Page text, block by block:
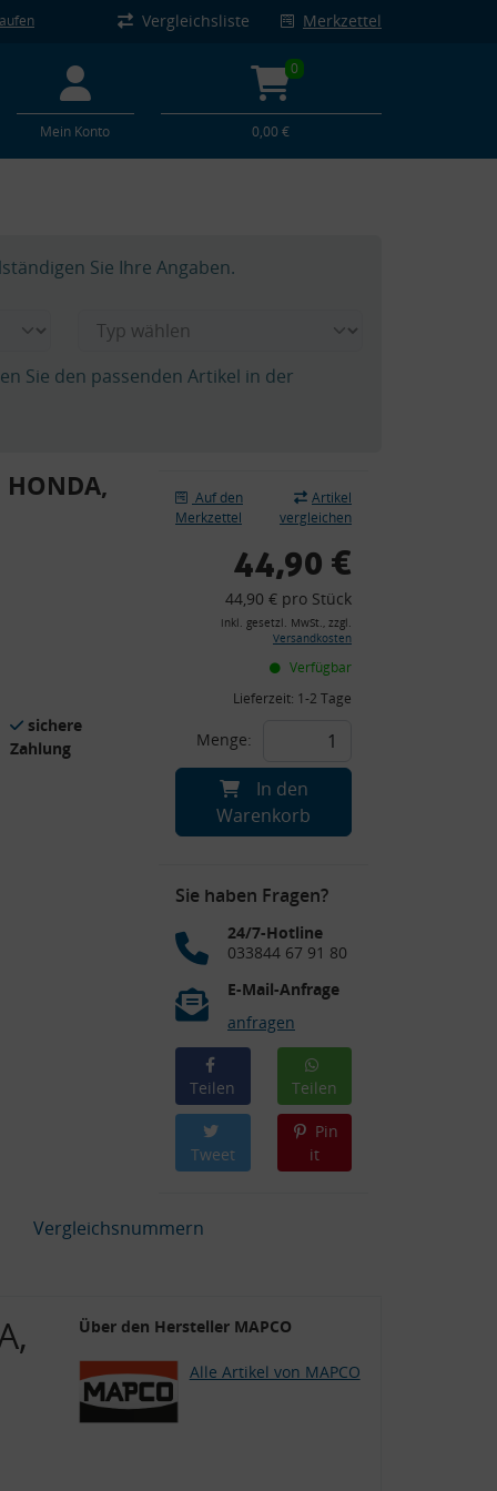
Vergleichsliste Merkzettel
Mein Konto
0
0,00 €
Sie Ihre Angaben.
Sie den passenden Artikel in der
sichere
Zahlung
Auf den
Merkzettel
Artikel
vergleichen
44,90 €
44,90 € pro Stück
inkl. gesetzl. MwSt., zzgl.
Versandkosten
Verfügbar
Lieferzeit: 1-2 Tage
Menge:
In den
Warenkorb
Sie haben Fragen?
24/7-Hotline
033844 67 91 80
E-Mail-Anfrage
anfragen
Teilen Teilen
Tweet
Pin
it
Vergleichsnummern
Über den Hersteller MAPCO
Alle Artikel von MAPCO